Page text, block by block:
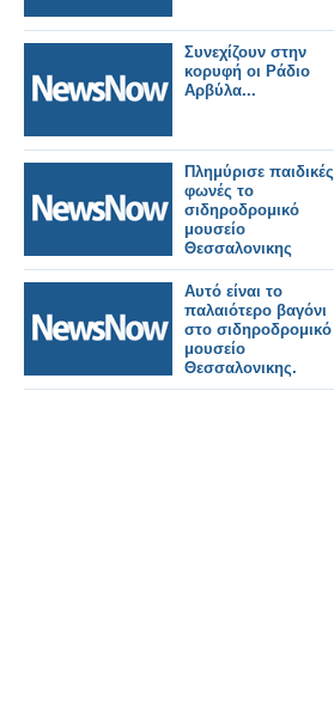
Συνεχίζουν στην
κορυφή οι Ράδιο
Αρβύλα...
Πλημύρισε παιδικές
φωνές το
σιδηροδρομικό
μουσείο
Θεσσαλονικης
Αυτό είναι το
παλαιότερο βαγόνι
στο σιδηροδρομικό
μουσείο
Θεσσαλονικης.